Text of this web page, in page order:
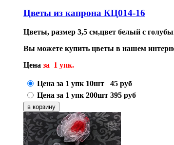
Цветы из капрона КЦ014-16
Цветы, размер 3,5 см,цвет белый с
Вы можете купить цветы в нашем
Цена за 1 упк.
Цена за 1 упк 10шт 45 руб
Цена за 1 упк 200шт 395 руб